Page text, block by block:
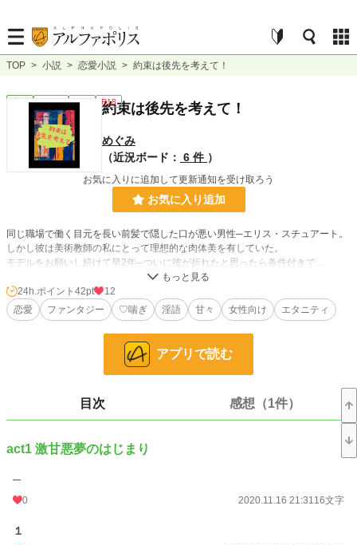
TOP > 小説 > 恋愛小説 > 約束は後先を考えて！
連載中 長編 R18
約束は後先を考えて！
めぐみ
（近況ボード： 6 件 ）
お気に入りに追加して更新通知を受け取ろう
お気に入り追加
同じ職場で働く目元を長い前髪で隠した口が悪い男性─エリス・スチュアート。
しかし彼は美術教師の私にとって理想的な肉体美を有していた。
モデルをお願いし続けて早2年─ついに彼が折れたと思ったら条件付きで…
「セックスさせてくれたら絵のモデルもやってやってもいいんだけどな」
渋々条件をのむけど彼は思いのほか優しくて…
不愛想でS気質…だけどどこか優しい男性×甘え下手の女子のファンタジードエ
現在ほかでアップしているファンタジー小説と世界観は同じですが番外編のよう
な立ち位置で長めの連載作品です。
※R-18作品です 18歳未満の方の閲覧はご遠慮ください 淫語・♡喘ぎ等ござい
ます、苦手な方はバックで！
小説 17,950 位 / 229,019 件
恋愛
24h.ポイント 42pt
12
恋愛
ファンタジー ♡喘ぎ 淫語 甘々 女性向け エタニティ
アプリで読む
目次 感想（1件）
act1 激甘悪夢のはじまり
─
0 2020.11.16 21:3116文字
１